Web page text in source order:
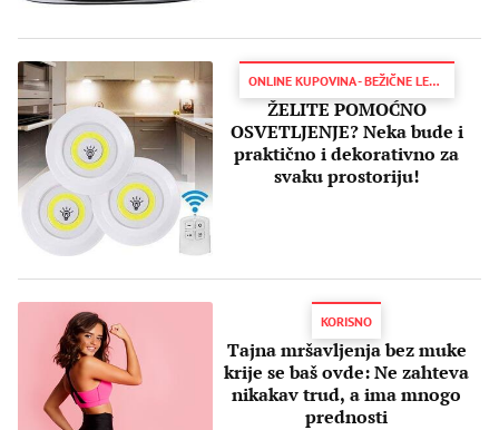
ONLINE KUPOVINA - BEŽIČNE LED LAMPE
ŽELITE POMOĆNO
OSVETLJENJE? Neka bude i
praktično i dekorativno za
svaku prostoriju!
KORISNO
Tajna mršavljenja bez muke
krije se baš ovde: Ne zahteva
nikakav trud, a ima mnogo
prednosti